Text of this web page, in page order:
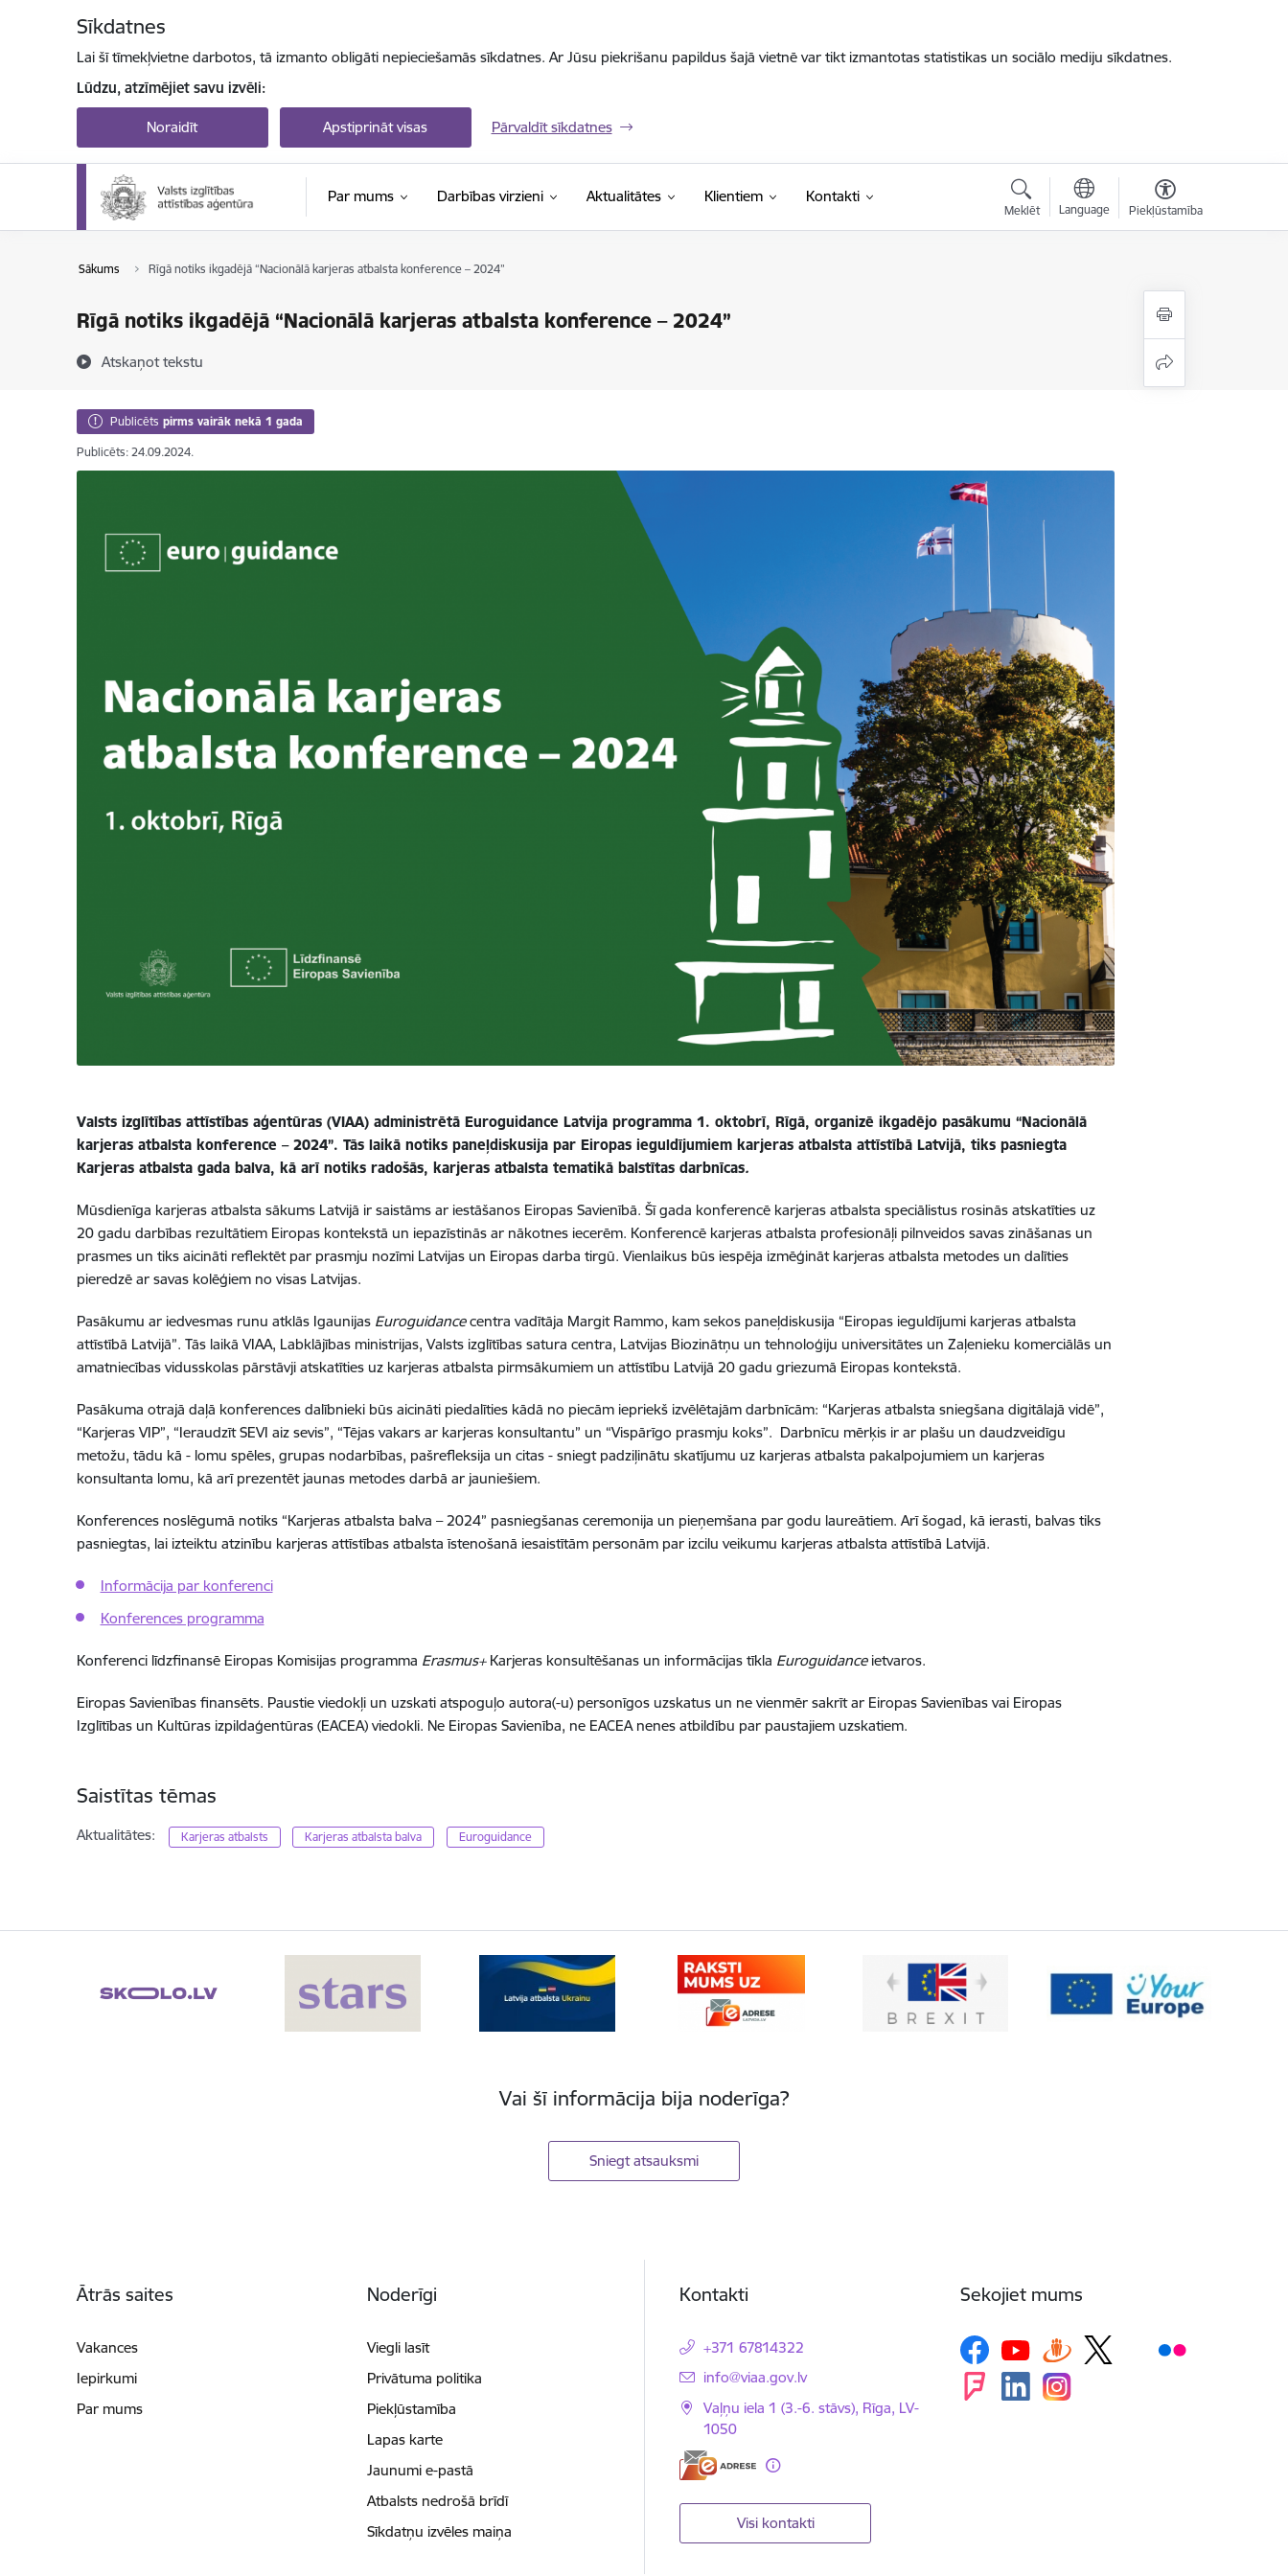
Sīkdatnes
Lai šī tīmekļvietne darbotos, tā izmanto obligāti nepieciešamās sīkdatnes. Ar Jūsu piekrišanu papildus šajā vietnē var tikt izmantotas statistikas un sociālo mediju sīkdatnes.
Lūdzu, atzīmējiet savu izvēli:
Noraidīt Apstiprināt visas Pārvaldīt sīkdatnes
Par mums Darbības virzieni Aktualitātes Klientiem Kontakti
Meklēt Language Piekļūstamība
Sākums Rīgā notiks ikgadējā “Nacionālā karjeras atbalsta konference – 2024”
Rīgā notiks ikgadējā “Nacionālā karjeras atbalsta konference – 2024”
Atskaņot tekstu
Publicēts pirms vairāk nekā 1 gada
Publicēts: 24.09.2024.
Valsts izglītības attīstības aģentūras (VIAA) administrētā Euroguidance Latvija programma 1. oktobrī, Rīgā, organizē ikgadējo pasākumu “Nacionālā
karjeras atbalsta konference – 2024”. Tās laikā notiks paneļdiskusija par Eiropas ieguldījumiem karjeras atbalsta attīstībā Latvijā, tiks pasniegta
Karjeras atbalsta gada balva, kā arī notiks radošās, karjeras atbalsta tematikā balstītas darbnīcas.
Mūsdienīga karjeras atbalsta sākums Latvijā ir saistāms ar iestāšanos Eiropas Savienībā. Šī gada konferencē karjeras atbalsta speciālistus rosinās atskatīties uz
20 gadu darbības rezultātiem Eiropas kontekstā un iepazīstinās ar nākotnes iecerēm. Konferencē karjeras atbalsta profesionāļi pilnveidos savas zināšanas un
prasmes un tiks aicināti reflektēt par prasmju nozīmi Latvijas un Eiropas darba tirgū. Vienlaikus būs iespēja izmēģināt karjeras atbalsta metodes un dalīties
pieredzē ar savas kolēģiem no visas Latvijas.
Pasākumu ar iedvesmas runu atklās IgaunijasEuroguidancecentra vadītāja Margit Rammo, kam sekos paneļdiskusija “Eiropas ieguldījumi karjeras atbalsta
attīstībā Latvijā”. Tās laikā VIAA, Labklājības ministrijas, Valsts izglītības satura centra, Latvijas Biozinātņu un tehnoloģiju universitātes un Zaļenieku komerciālās un
amatniecības vidusskolas pārstāvji atskatīties uz karjeras atbalsta pirmsākumiem un attīstību Latvijā 20 gadu griezumā Eiropas kontekstā.
Pasākuma otrajā daļā konferences dalībnieki būs aicināti piedalīties kādā no piecām iepriekš izvēlētajām darbnīcām: “Karjeras atbalsta sniegšana digitālajā vidē”,
“Karjeras VIP”, “Ieraudzīt SEVI aiz sevis”, “Tējas vakars ar karjeras konsultantu” un “Vispārīgo prasmju koks”. Darbnīcu mērķis ir ar plašu un daudzveidīgu
metožu, tādu kā - lomu spēles, grupas nodarbības, pašrefleksija un citas - sniegt padziļinātu skatījumu uz karjeras atbalsta pakalpojumiem un karjeras
konsultanta lomu, kā arī prezentēt jaunas metodes darbā ar jauniešiem.
Konferences noslēgumā notiks “Karjeras atbalsta balva – 2024” pasniegšanas ceremonija un pieņemšana par godu laureātiem. Arī šogad, kā ierasti, balvas tiks
pasniegtas, lai izteiktu atzinību karjeras attīstības atbalsta īstenošanā iesaistītām personām par izcilu veikumu karjeras atbalsta attīstībā Latvijā.
Informācija par konferenci
Konferences programma
Konferenci līdzfinansē Eiropas Komisijas programma Erasmus+ Karjeras konsultēšanas un informācijas tīkla Euroguidanceietvaros.
Eiropas Savienības finansēts. Paustie viedokļi un uzskati atspoguļo autora(-u) personīgos uzskatus un ne vienmēr sakrīt ar Eiropas Savienības vai Eiropas
Izglītības un Kultūras izpildaģentūras (EACEA) viedokli. Ne Eiropas Savienība, ne EACEA nenes atbildību par paustajiem uzskatiem.
Saistītas tēmas
Aktualitātes: Karjeras atbalsts Karjeras atbalsta balva Euroguidance
Vai šī informācija bija noderīga?
Sniegt atsauksmi
Ātrās saites
Vakances
Iepirkumi
Par mums
Noderīgi
Viegli lasīt
Privātuma politika
Piekļūstamība
Lapas karte
Jaunumi e-pastā
Atbalsts nedrošā brīdī
Sīkdatņu izvēles maiņa
Kontakti
+371 67814322
E-pasts:
info@viaa.gov.lv
Vaļņu iela 1 (3.-6. stāvs), Rīga, LV-
1050
Visi kontakti
Sekojiet mums